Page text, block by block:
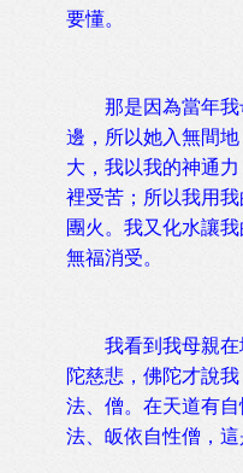
要懂。
那是因為當年我
邊，所以她入無間
大，我以我的神通
裡受苦；所以我用
團火。我又化水讓
無福消受。
我看到我母親在
陀慈悲，佛陀才說
法、僧。在天道有
法、皈依自性僧，這